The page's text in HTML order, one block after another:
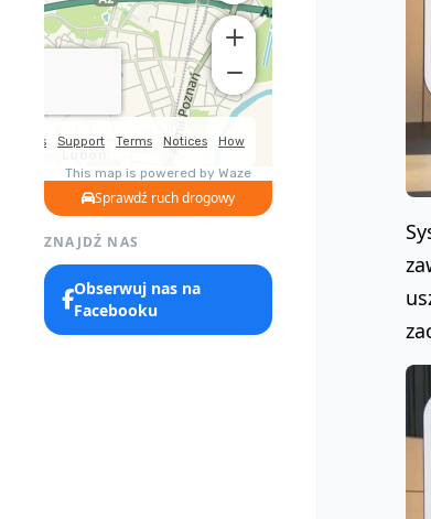
Sprawdź ruch drogowy
ZNAJDŹ NAS
Obserwuj nas na
Facebooku